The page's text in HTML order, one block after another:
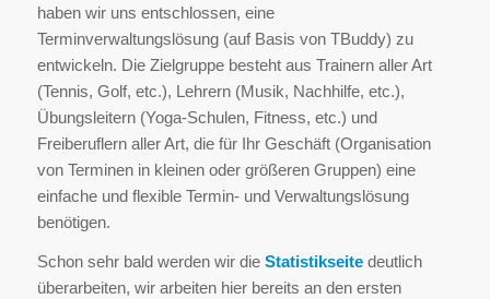
haben wir uns entschlossen, eine
Terminverwaltungslösung (auf Basis von TBuddy) zu
entwickeln. Die Zielgruppe besteht aus Trainern aller Art
(Tennis, Golf, etc.), Lehrern (Musik, Nachhilfe, etc.),
Übungsleitern (Yoga-Schulen, Fitness, etc.) und
Freiberuflern aller Art, die für Ihr Geschäft (Organisation
von Terminen in kleinen oder größeren Gruppen) eine
einfache und flexible Termin- und Verwaltungslösung
benötigen.
Schon sehr bald werden wir die Statistikseitedeutlich
überarbeiten, wir arbeiten hier bereits an den ersten